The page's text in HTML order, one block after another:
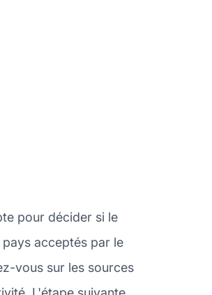
pour décider si le
acceptés par le
vous sur les sources